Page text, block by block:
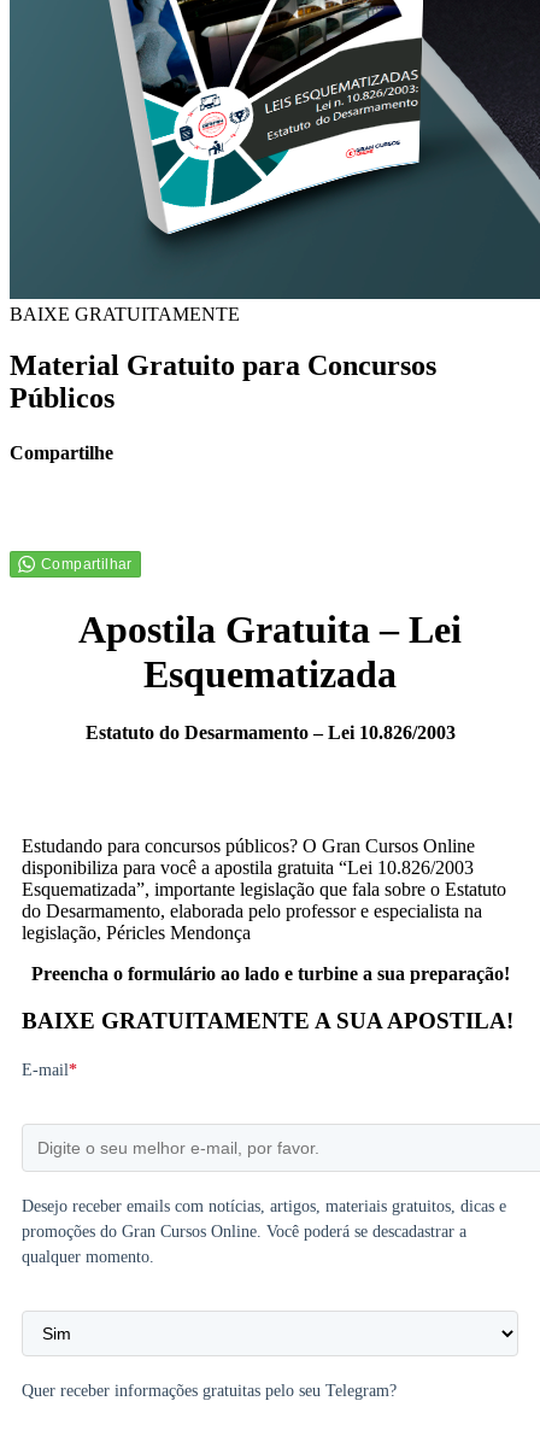
BAIXE GRATUITAMENTE
Material Gratuito para Concursos
Públicos
Compartilhe
Apostila Gratuita – Lei
Esquematizada
Estatuto do Desarmamento – Lei 10.826/2003
Estudando para concursos públicos? O Gran Cursos Online
disponibiliza para você a apostila gratuita “Lei 10.826/2003
Esquematizada”, importante legislação que fala sobre o Estatuto
do Desarmamento, elaborada pelo professor e especialista na
legislação, Péricles Mendonça
Preencha o formulário ao lado e turbine a sua preparação!
BAIXE GRATUITAMENTE A SUA APOSTILA!
E-mail*
Desejo receber emails com notícias, artigos, materiais gratuitos, dicas e
promoções do Gran Cursos Online. Você poderá se descadastrar a
qualquer momento.
Quer receber informações gratuitas pelo seu Telegram?